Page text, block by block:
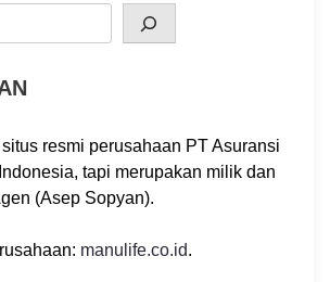
resmi perusahaan PT Asuransi
tapi merupakan milik dan
(Asep Sopyan).
manulife.co.id.